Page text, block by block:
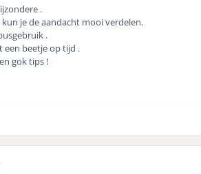
.
je de aandacht mooi verdelen.
.
een beetje op tijd .
gok tips !